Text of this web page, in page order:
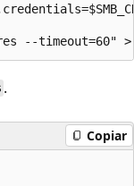
.
Copiar